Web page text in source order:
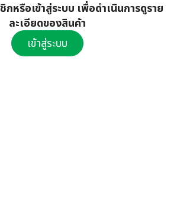
หรือเข้าสู่ระบบ เพื่อดำเนินการดูราย
ละเอียดของสินค้า
เข้าสู่ระบบ